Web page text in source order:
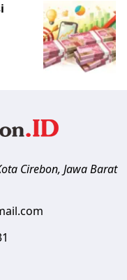
Cirebon, Jawa Barat